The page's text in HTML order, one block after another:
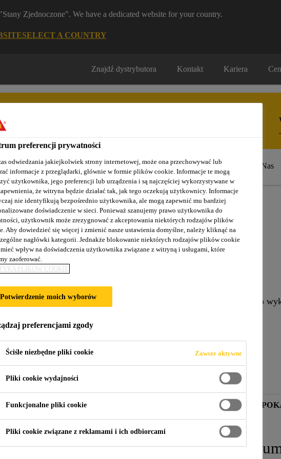
Zjednoczone". We have a dedicated website for your country.
SELECT A COUNTRY
Znajdź dystrybutora Kontakt Kariera
Nasze realizacje Baza wiedzy / Dokumentacja Szkolenia Sika O Nas
SikaGrout®-311
zaprawą ekspansywną o skompensowanym skurczu do
jak i plastyczny)
PRODUKTU KARTA CHARAKTERYSTYKI
Zastosowanie
preferencji prywatności
odwiedzania jakiejkolwiek strony internetowej, może ona przechowywać lub
informacje z przeglądarki, głównie w formie plików cookie. Informacje te mogą
użytkownika, jego preferencji lub urządzenia i są najczęściej wykorzystywane w
że witryna będzie działać tak, jak tego oczekują użytkownicy. Informacje
nie identyfikują bezpośrednio użytkownika, ale mogą zapewnić mu bardziej
doświadczenie w sieci. Ponieważ szanujemy prawo użytkownika do
użytkownik może zrezygnować z akceptowania niektórych rodzajów plików
Aby dowiedzieć się więcej i zmienić nasze ustawienia domyślne, należy kliknąć na
nagłówki kategorii. Jednakże blokowanie niektórych rodzajów plików cookie
wpływ na doświadczenia użytkownika związane z witryną i usługami, które
zaoferować.
PLIKÓW COOKIE
Potwierdzenie moich wyborów
preferencjami zgody
Ściśle niezbędne pliki cookie Zawsze aktywne
Pliki cookie wydajności
Funkcjonalne pliki cookie
Pliki cookie związane z reklamami i ich odbiorcami